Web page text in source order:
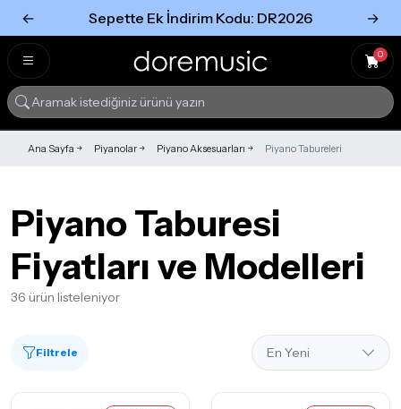
← Sepette Ek İndirim Kodu: DR2026 →
0
Ana Sayfa Piyanolar Piyano Aksesuarları Piyano Tabureleri
Piyano Taburesi
Fiyatları ve Modelleri
36 ürün listeleniyor
Filtrele
Tümünü Gör
Tümünü gör